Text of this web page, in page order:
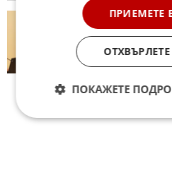
Румен
млрд.
ПРИЕМЕТЕ
ПОКАЖЕТЕ